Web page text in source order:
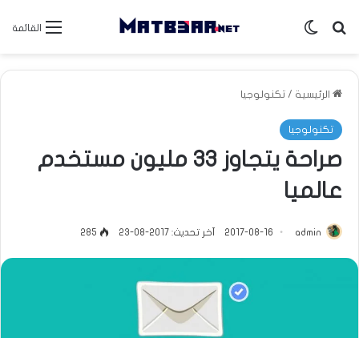
القائمة بحث عنالوضع المظلم
الرئيسية / تكنولوجيا
تكنولوجيا
صراحة يتجاوز 33 مليون مستخدم
عالميا
admin
2017-08-16 آخر تحديث: 2017-08-23 285